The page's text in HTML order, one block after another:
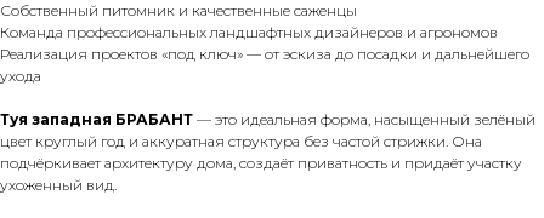
Собственный питомник и качественные саженцы
Команда профессиональных ландшафтных дизайнеров и агрономов
Реализация проектов «под ключ» — от эскиза до посадки и дальнейшего
ухода
Туя западная БРАБАНТ — это идеальная форма, насыщенный зелёный
цвет круглый год и аккуратная структура без частой стрижки. Она
подчёркивает архитектуру дома, создаёт приватность и придаёт участку
ухоженный вид.